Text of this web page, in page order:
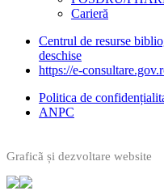
Carieră
Centrul de resurse
deschise
https://e-
Politica de
ANPC
Graficã și dezvoltare website